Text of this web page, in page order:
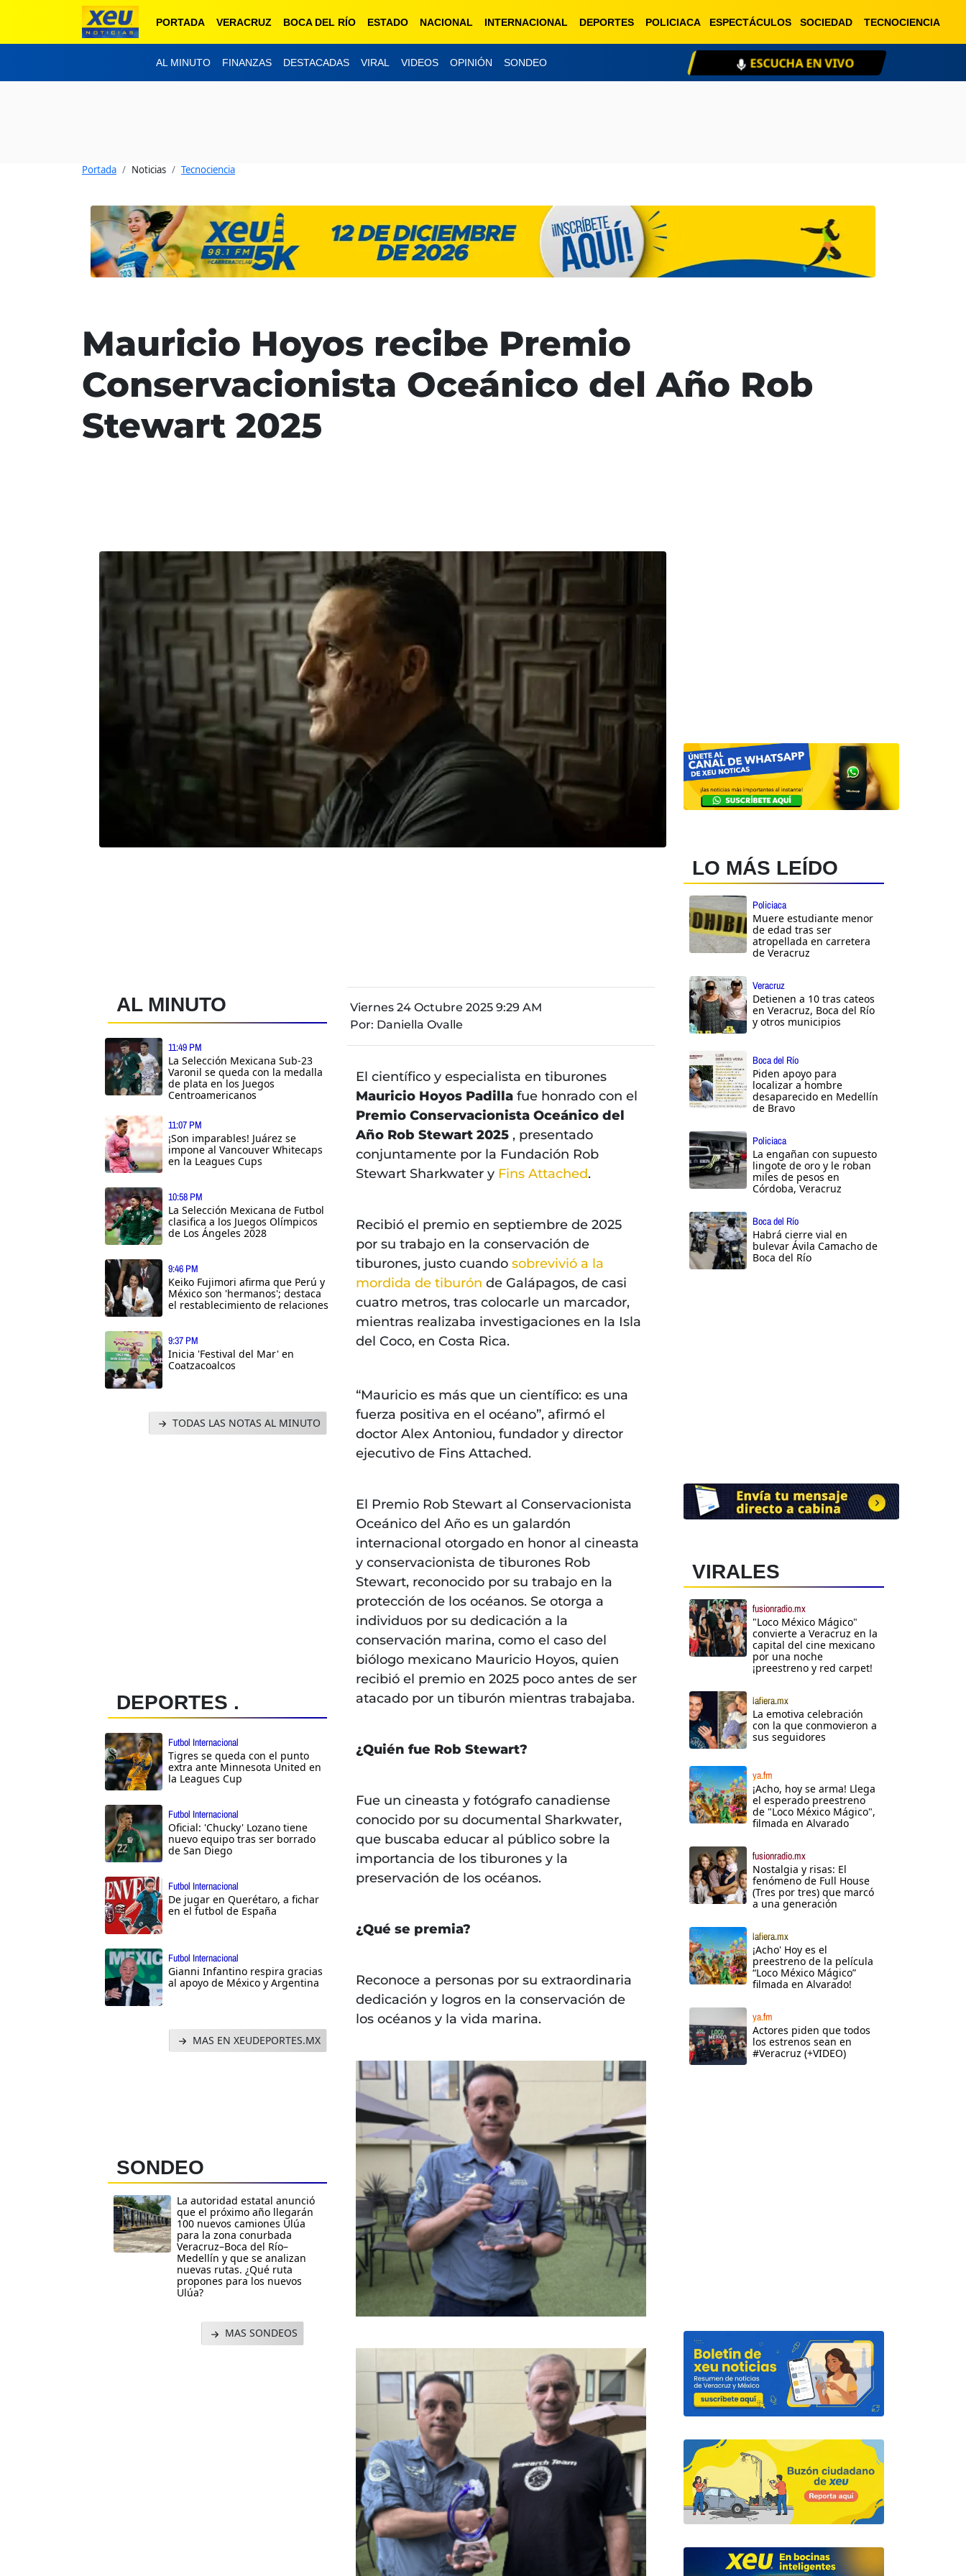
PORTADA VERACRUZ BOCA DEL RÍO ESTADO NACIONAL INTERNACIONAL DEPORTES POLICIACA ESPECTÁCULOS SOCIEDAD TECNOCIENCIA
AL MINUTO FINANZAS DESTACADAS VIRAL VIDEOS OPINIÓN SONDEO ESCUCHA EN VIVO
Portada Noticias Tecnociencia
Mauricio Hoyos recibe Premio
Conservacionista Oceánico del Año Rob
Stewart 2025
AL MINUTO
11:49 PM
La Selección Mexicana Sub-23
Varonil se queda con la medalla
de plata en los Juegos
Centroamericanos
11:07 PM
¡Son imparables! Juárez se
impone al Vancouver Whitecaps
en la Leagues Cups
10:58 PM
La Selección Mexicana de Futbol
clasifica a los Juegos Olímpicos
de Los Ángeles 2028
9:46 PM
Keiko Fujimori afirma que Perú y
México son 'hermanos'; destaca
el restablecimiento de relaciones
9:37 PM
Inicia 'Festival del Mar' en
Coatzacoalcos
TODAS LAS NOTAS AL MINUTO
DEPORTES .
Futbol Internacional
Tigres se queda con el punto
extra ante Minnesota United en
la Leagues Cup
Futbol Internacional
Oficial: 'Chucky' Lozano tiene
nuevo equipo tras ser borrado
de San Diego
Futbol Internacional
De jugar en Querétaro, a fichar
en el futbol de España
Futbol Internacional
Gianni Infantino respira gracias
al apoyo de México y Argentina
MAS EN XEUDEPORTES.MX
SONDEO
La autoridad estatal anunció
que el próximo año llegarán
100 nuevos camiones Ulúa
para la zona conurbada
Veracruz–Boca del Río–
Medellín y que se analizan
nuevas rutas. ¿Qué ruta
propones para los nuevos
Ulúa?
MAS SONDEOS
Viernes 24 Octubre 2025 9:29 AM
Por: Daniella Ovalle
El científico y especialista en tiburones
Mauricio Hoyos Padillafue honrado con el
Premio Conservacionista Oceánico del
Año Rob Stewart 2025, presentado
conjuntamente por la Fundación Rob
Stewart Sharkwater y Fins Attached.
Recibió el premio en septiembre de 2025
por su trabajo en la conservación de
tiburones, justo cuando sobrevivió a la
mordida de tiburón de Galápagos, de casi
cuatro metros, tras colocarle un marcador,
mientras realizaba investigaciones en la Isla
del Coco, en Costa Rica.
“Mauricio es más que un científico: es una
fuerza positiva en el océano”, afirmó el
doctor Alex Antoniou, fundador y director
ejecutivo de Fins Attached.
El Premio Rob Stewart al Conservacionista
Oceánico del Año es un galardón
internacional otorgado en honor al cineasta
y conservacionista de tiburones Rob
Stewart, reconocido por su trabajo en la
protección de los océanos. Se otorga a
individuos por su dedicación a la
conservación marina, como el caso del
biólogo mexicano Mauricio Hoyos, quien
recibió el premio en 2025 poco antes de ser
atacado por un tiburón mientras trabajaba.
¿Quién fue Rob Stewart?
Fue un cineasta y fotógrafo canadiense
conocido por su documental Sharkwater,
que buscaba educar al público sobre la
importancia de los tiburones y la
preservación de los océanos.
¿Qué se premia?
Reconoce a personas por su extraordinaria
dedicación y logros en la conservación de
los océanos y la vida marina.
LO MÁS LEÍDO
Policiaca
Muere estudiante menor
de edad tras ser
atropellada en carretera
de Veracruz
Veracruz
Detienen a 10 tras cateos
en Veracruz, Boca del Río
y otros municipios
Boca del Río
Piden apoyo para
localizar a hombre
desaparecido en Medellín
de Bravo
Policiaca
La engañan con supuesto
lingote de oro y le roban
miles de pesos en
Córdoba, Veracruz
Boca del Río
Habrá cierre vial en
bulevar Ávila Camacho de
Boca del Río
VIRALES
fusionradio.mx
"Loco México Mágico"
convierte a Veracruz en la
capital del cine mexicano
por una noche
¡preestreno y red carpet!
lafiera.mx
La emotiva celebración
con la que conmovieron a
sus seguidores
ya.fm
¡Acho, hoy se arma! Llega
el esperado preestreno
de "Loco México Mágico",
filmada en Alvarado
fusionradio.mx
Nostalgia y risas: El
fenómeno de Full House
(Tres por tres) que marcó
a una generación
lafiera.mx
¡Acho' Hoy es el
preestreno de la película
“Loco México Mágico”
filmada en Alvarado!
ya.fm
Actores piden que todos
los estrenos sean en
#Veracruz (+VIDEO)